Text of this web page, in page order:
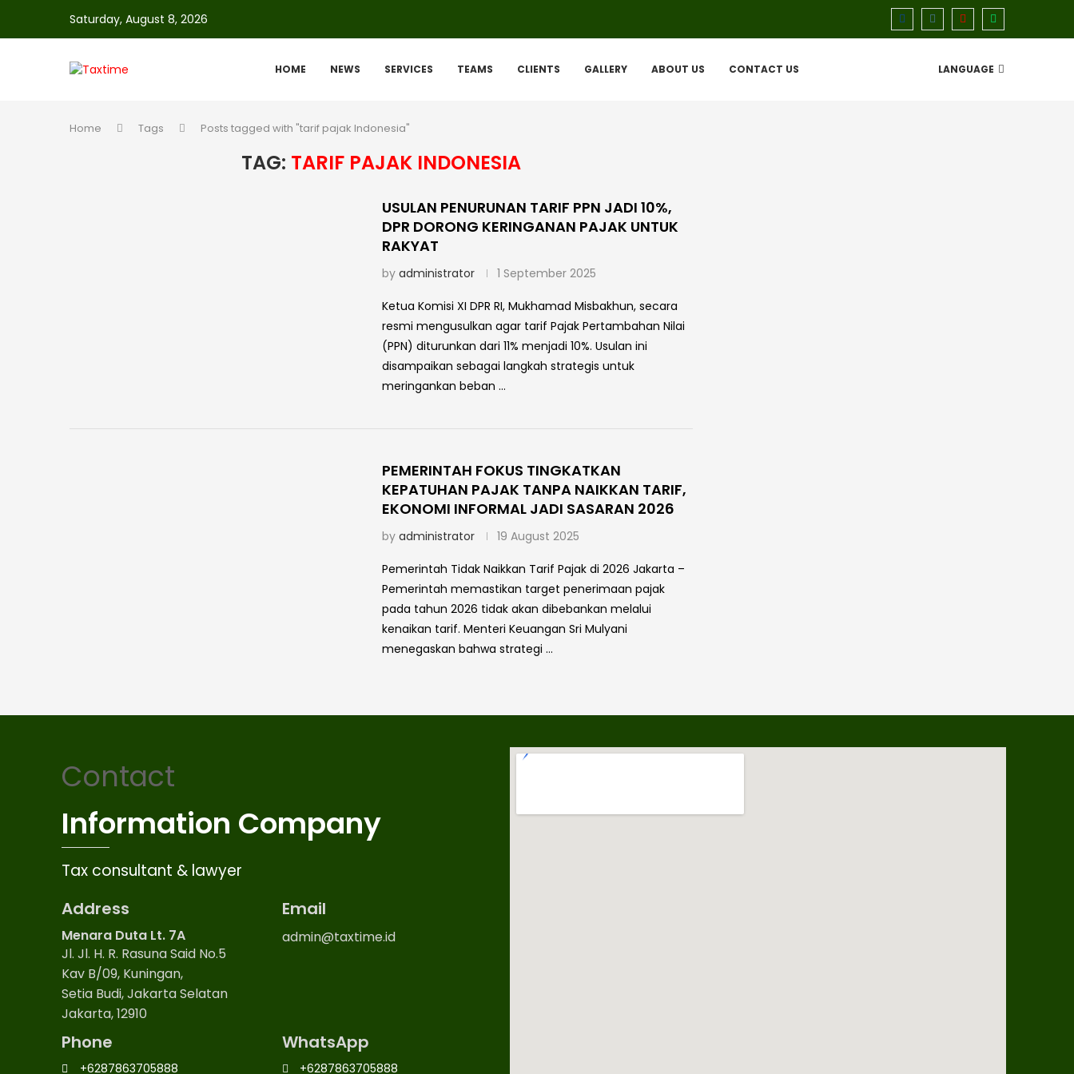
Saturday, August 8, 2026
HOME NEWS SERVICES TEAMS CLIENTS GALLERY ABOUT US CONTACT US LANGUAGE
Home Tags Posts tagged with "tarif pajak Indonesia"
TAG: TARIF PAJAK INDONESIA
USULAN PENURUNAN TARIF PPN JADI 10%,
DPR DORONG KERINGANAN PAJAK UNTUK
RAKYAT
by administrator 1 September 2025
Ketua Komisi XI DPR RI, Mukhamad Misbakhun, secara
resmi mengusulkan agar tarif Pajak Pertambahan Nilai
(PPN) diturunkan dari 11% menjadi 10%. Usulan ini
disampaikan sebagai langkah strategis untuk
meringankan beban …
PEMERINTAH FOKUS TINGKATKAN
KEPATUHAN PAJAK TANPA NAIKKAN TARIF,
EKONOMI INFORMAL JADI SASARAN 2026
by administrator 19 August 2025
Pemerintah Tidak Naikkan Tarif Pajak di 2026 Jakarta –
Pemerintah memastikan target penerimaan pajak
pada tahun 2026 tidak akan dibebankan melalui
kenaikan tarif. Menteri Keuangan Sri Mulyani
menegaskan bahwa strategi …
Contact
Information Company
Tax consultant & lawyer
Address
Menara Duta Lt. 7A
Jl. Jl. H. R. Rasuna Said No.5
Kav B/09, Kuningan,
Setia Budi, Jakarta Selatan
Jakarta, 12910
Email
admin@taxtime.id
Phone
+6287863705888
WhatsApp
+6287863705888